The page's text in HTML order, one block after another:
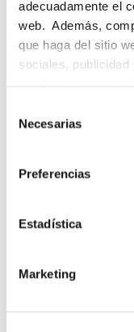
adecuadamente el
web. Además,
que haga del sitio
sociales, publicidad
que haya hecho de
Necesarias
Preferencias
Estadística
Marketing
contenidos
cortesía